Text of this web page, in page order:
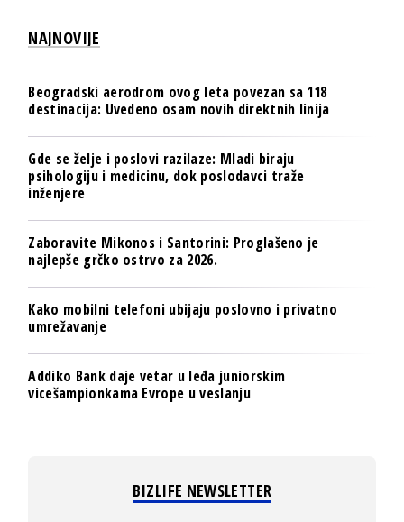
NAJNOVIJE
Beogradski aerodrom ovog leta povezan sa 118
destinacija: Uvedeno osam novih direktnih linija
Gde se želje i poslovi razilaze: Mladi biraju
psihologiju i medicinu, dok poslodavci traže
inženjere
Zaboravite Mikonos i Santorini: Proglašeno je
najlepše grčko ostrvo za 2026.
Kako mobilni telefoni ubijaju poslovno i privatno
umrežavanje
Addiko Bank daje vetar u leđa juniorskim
vicešampionkama Evrope u veslanju
BIZLIFE NEWSLETTER